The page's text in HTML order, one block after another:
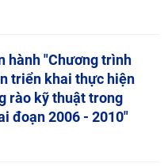
hành "Chương trình
triển khai thực hiện
rào kỹ thuật trong
đoạn 2006 - 2010"